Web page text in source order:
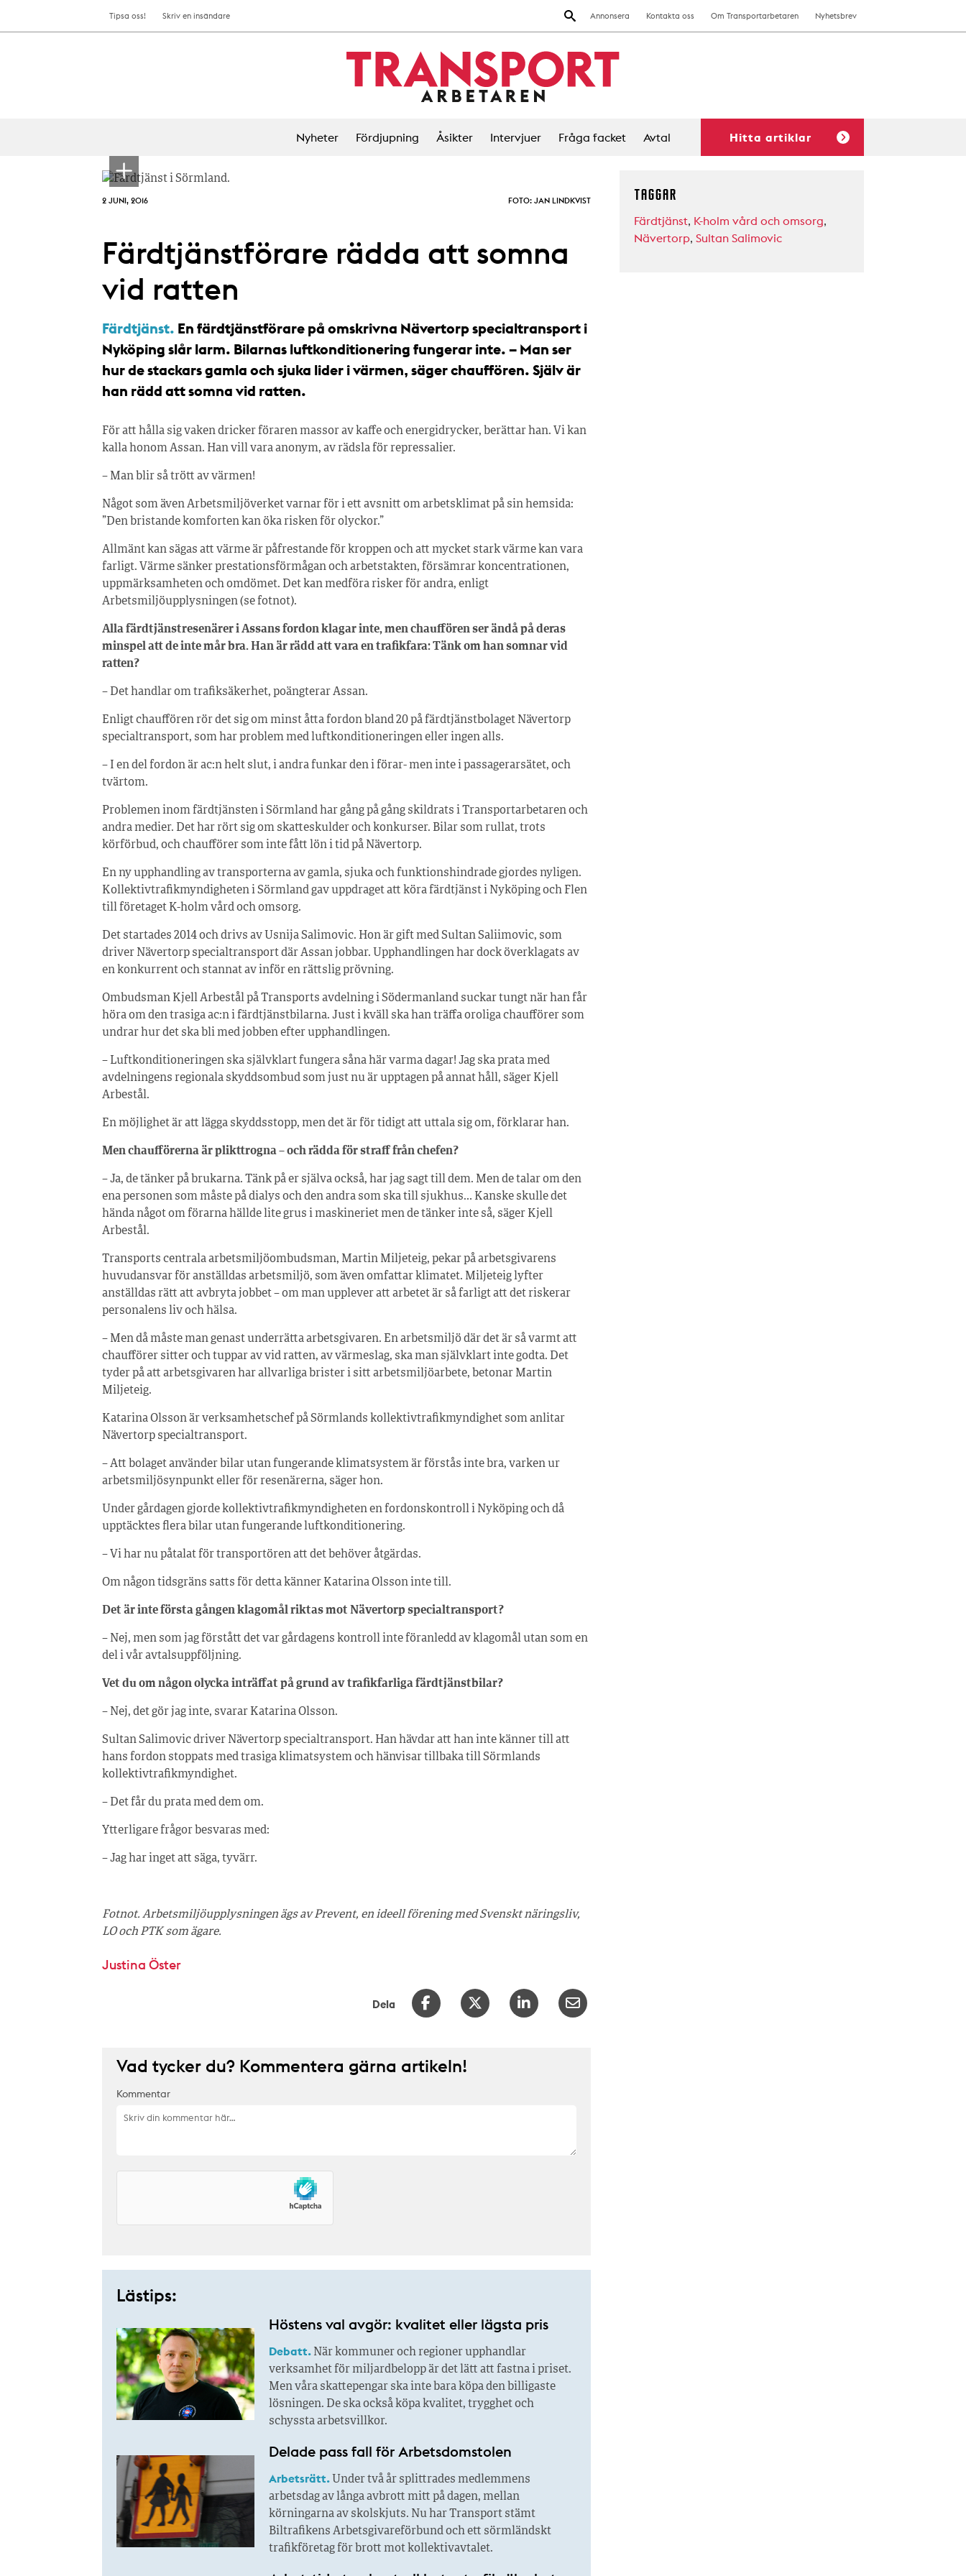
Annonsera Kontakta oss Om Transportarbetaren Nyhetsbrev
Tipsa oss! Skriv en insändare
Nyheter Fördjupning Åsikter Intervjuer Fråga facket Avtal Hitta artiklar
2 JUNI, 2016 FOTO: JAN LINDKVIST
Färdtjänstförare rädda att somna
vid ratten
Färdtjänst. En färdtjänstförare på omskrivna Nävertorp specialtransport i
Nyköping slår larm. Bilarnas luftkonditionering fungerar inte. – Man ser
hur de stackars gamla och sjuka lider i värmen, säger chauffören. Själv är
han rädd att somna vid ratten.
För att hålla sig vaken dricker föraren massor av kaffe och energidrycker, berättar han. Vi kan
kalla honom Assan. Han vill vara anonym, av rädsla för repressalier.
– Man blir så trött av värmen!
Något som även Arbetsmiljöverket varnar för i ett avsnitt om arbetsklimat på sin hemsida:
”Den bristande komforten kan öka risken för olyckor.”
Allmänt kan sägas att värme är påfrestande för kroppen och att mycket stark värme kan vara
farligt. Värme sänker prestationsförmågan och arbetstakten, försämrar koncentrationen,
uppmärksamheten och omdömet. Det kan medföra risker för andra, enligt
Arbetsmiljöupplysningen (se fotnot).
Alla färdtjänstresenärer i Assans fordon klagar inte, men chauffören ser ändå på deras
minspel att de inte mår bra. Han är rädd att vara en trafikfara: Tänk om han somnar vid
ratten?
– Det handlar om trafiksäkerhet, poängterar Assan.
Enligt chauffören rör det sig om minst åtta fordon bland 20 på färdtjänstbolaget Nävertorp
specialtransport, som har problem med luftkonditioneringen eller ingen alls.
– I en del fordon är ac:n helt slut, i andra funkar den i förar- men inte i passagerarsätet, och
tvärtom.
Problemen inom färdtjänsten i Sörmland har gång på gång skildrats i Transportarbetaren och
andra medier. Det har rört sig om skatteskulder och konkurser. Bilar som rullat, trots
körförbud, och chaufförer som inte fått lön i tid på Nävertorp.
En ny upphandling av transporterna av gamla, sjuka och funktionshindrade gjordes nyligen.
Kollektivtrafikmyndigheten i Sörmland gav uppdraget att köra färdtjänst i Nyköping och Flen
till företaget K-holm vård och omsorg.
Det startades 2014 och drivs av Usnija Salimovic. Hon är gift med Sultan Saliimovic, som
driver Nävertorp specialtransport där Assan jobbar. Upphandlingen har dock överklagats av
en konkurrent och stannat av inför en rättslig prövning.
Ombudsman Kjell Arbestål på Transports avdelning i Södermanland suckar tungt när han får
höra om den trasiga ac:n i färdtjänstbilarna. Just i kväll ska han träffa oroliga chaufförer som
undrar hur det ska bli med jobben efter upphandlingen.
– Luftkonditioneringen ska självklart fungera såna här varma dagar! Jag ska prata med
avdelningens regionala skyddsombud som just nu är upptagen på annat håll, säger Kjell
Arbestål.
En möjlighet är att lägga skyddsstopp, men det är för tidigt att uttala sig om, förklarar han.
Men chaufförerna är plikttrogna – och rädda för straff från chefen?
– Ja, de tänker på brukarna. Tänk på er själva också, har jag sagt till dem. Men de talar om den
ena personen som måste på dialys och den andra som ska till sjukhus… Kanske skulle det
hända något om förarna hällde lite grus i maskineriet men de tänker inte så, säger Kjell
Arbestål.
Transports centrala arbetsmiljöombudsman, Martin Miljeteig, pekar på arbetsgivarens
huvudansvar för anställdas arbetsmiljö, som även omfattar klimatet. Miljeteig lyfter
anställdas rätt att avbryta jobbet – om man upplever att arbetet är så farligt att det riskerar
personalens liv och hälsa.
– Men då måste man genast underrätta arbetsgivaren. En arbetsmiljö där det är så varmt att
chaufförer sitter och tuppar av vid ratten, av värmeslag, ska man självklart inte godta. Det
tyder på att arbetsgivaren har allvarliga brister i sitt arbetsmiljöarbete, betonar Martin
Miljeteig.
Katarina Olsson är verksamhetschef på Sörmlands kollektivtrafikmyndighet som anlitar
Nävertorp specialtransport.
– Att bolaget använder bilar utan fungerande klimatsystem är förstås inte bra, varken ur
arbetsmiljösynpunkt eller för resenärerna, säger hon.
Under gårdagen gjorde kollektivtrafikmyndigheten en fordonskontroll i Nyköping och då
upptäcktes flera bilar utan fungerande luftkonditionering.
– Vi har nu påtalat för transportören att det behöver åtgärdas.
Om någon tidsgräns satts för detta känner Katarina Olsson inte till.
Det är inte första gången klagomål riktas mot Nävertorp specialtransport?
– Nej, men som jag förstått det var gårdagens kontroll inte föranledd av klagomål utan som en
del i vår avtalsuppföljning.
Vet du om någon olycka inträffat på grund av trafikfarliga färdtjänstbilar?
– Nej, det gör jag inte, svarar Katarina Olsson.
Sultan Salimovic driver Nävertorp specialtransport. Han hävdar att han inte känner till att
hans fordon stoppats med trasiga klimatsystem och hänvisar tillbaka till Sörmlands
kollektivtrafikmyndighet.
– Det får du prata med dem om.
Ytterligare frågor besvaras med:
– Jag har inget att säga, tyvärr.
Fotnot. Arbetsmiljöupplysningen ägs av Prevent, en ideell förening med Svenskt näringsliv,
LO och PTK som ägare.
Justina Öster
Dela
Vad tycker du? Kommentera gärna artikeln!
Kommentar
Lästips:
Höstens val avgör: kvalitet eller lägsta pris
Debatt.När kommuner och regioner upphandlar
verksamhet för miljardbelopp är det lätt att fastna i priset.
Men våra skattepengar ska inte bara köpa den billigaste
lösningen. De ska också köpa kvalitet, trygghet och
schyssta arbetsvillkor.
Delade pass fall för Arbetsdomstolen
Arbetsrätt.Under två år splittrades medlemmens
arbetsdag av långa avbrott mitt på dagen, mellan
körningarna av skolskjuts. Nu har Transport stämt
Biltrafikens Arbetsgivareförbund och ett sörmländskt
trafikföretag för brott mot kollektivavtalet.
TAGGAR
Färdtjänst, K-holm vård och omsorg,
Nävertorp, Sultan Salimovic